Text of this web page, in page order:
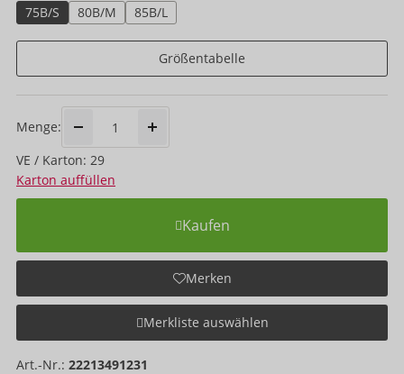
75B/S
80B/M 85B/L
Größentabelle
Menge:
VE / Karton: 29
Karton auffüllen
Kaufen
Merken
Merkliste auswählen
Art.-Nr.: 22213491231